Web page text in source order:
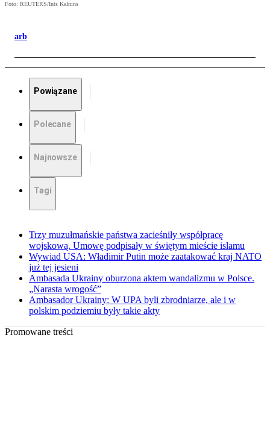
Foto: REUTERS/Ints Kalnins
arb
Powiązane
Polecane
Najnowsze
Tagi
Trzy muzułmańskie państwa zacieśniły współpracę
wojskową. Umowę podpisały w świętym mieście islamu
Wywiad USA: Władimir Putin może zaatakować kraj NATO
już tej jesieni
Ambasada Ukrainy oburzona aktem wandalizmu w Polsce.
„Narasta wrogość”
Ambasador Ukrainy: W UPA byli zbrodniarze, ale i w
polskim podziemiu były takie akty
Promowane treści